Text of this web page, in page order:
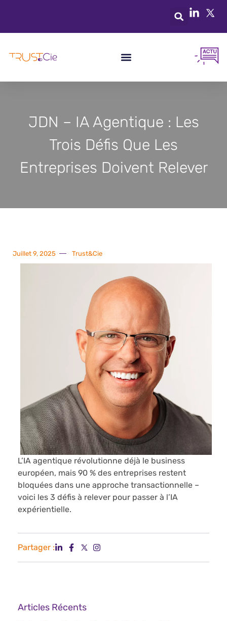
JDN – IA Agentique : Les
Trois Défis Que Les
Entreprises Doivent Relever
Juillet 9, 2025 Trust&Cie
L’IA agentique révolutionne déjà le business
européen, mais 90 % des entreprises restent
bloquées dans une approche transactionnelle –
voici les 3 défis à relever pour passer à l’IA
expérientielle.
Partager :
Articles Récents